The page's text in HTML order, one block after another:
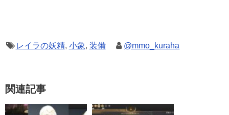
レイラの妖精, 小象, 装備 @mmo_kuraha
関連記事